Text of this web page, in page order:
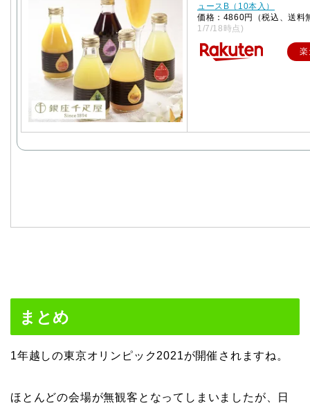
ュースB（10本入）
価格：4860円（税込、送料
1/7/18時点)
まとめ
1年越しの東京オリンピック2021が開催されますね。
ほとんどの会場が無観客となってしまいましたが、日